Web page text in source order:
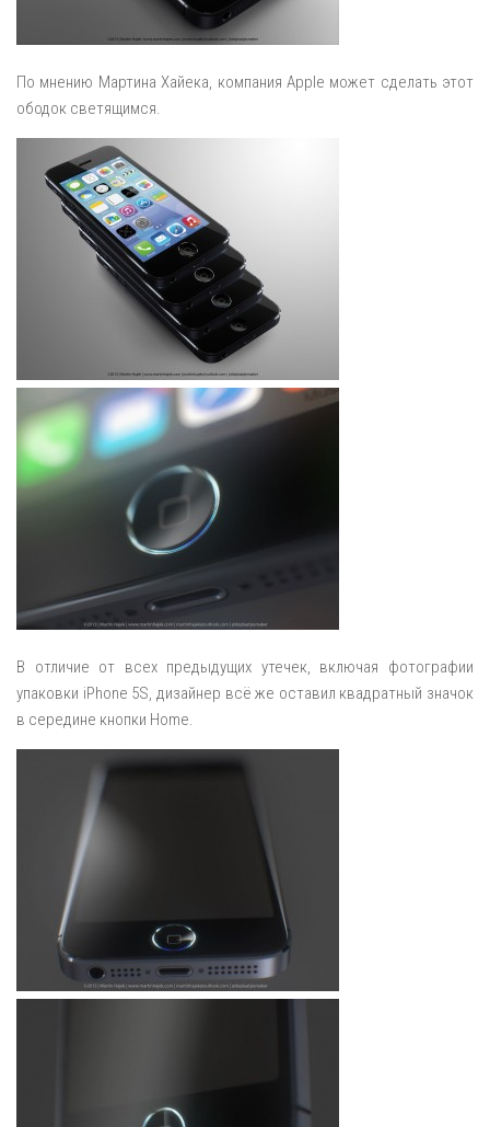
По мнению Мартина Хайека, компания Apple может сделать этот
ободок светящимся.
В отличие от всех предыдущих утечек, включая фотографии
упаковки iPhone 5S, дизайнер всё же оставил квадратный значок
в середине кнопки Home.